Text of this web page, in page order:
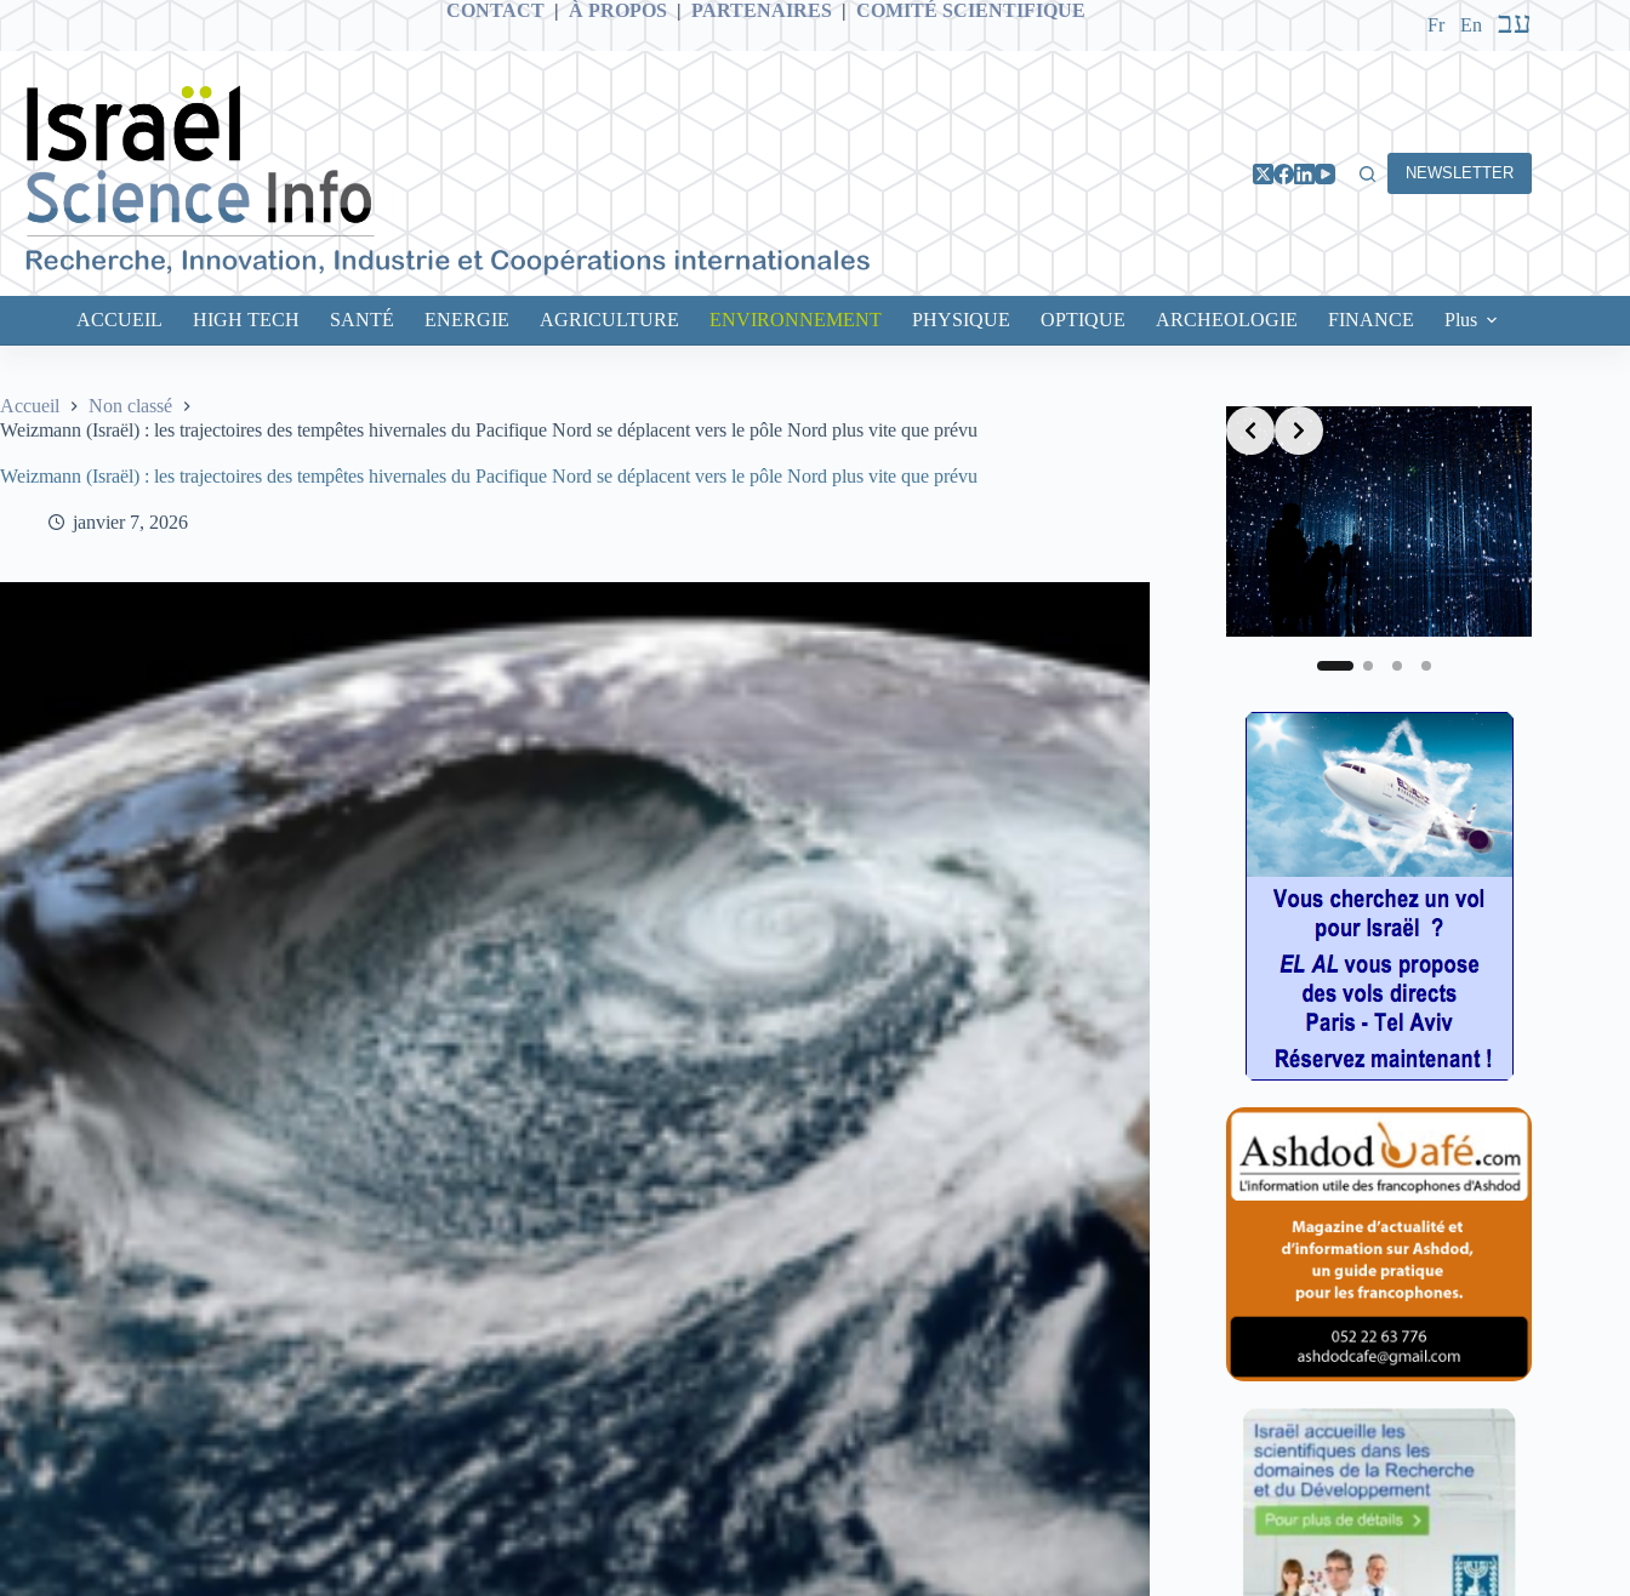
contenu
CONTACT | À PROPOS |PARTENAIRES |COMITÉ SCIENTIFIQUE
Fr En עב
NEWSLETTER
ACCUEIL HIGH TECH SANTÉ ENERGIE AGRICULTURE ENVIRONNEMENT PHYSIQUE OPTIQUE ARCHEOLOGIE FINANCE Plus
Accueil
Non classé
Weizmann (Israël) : les trajectoires des tempêtes hivernales du Pacifique Nord se déplacent vers le pôle Nord plus vite que prévu
Weizmann (Israël) : les trajectoires des tempêtes hivernales du Pacifique Nord se déplacent vers le pôle Nord plus vite que prévu
janvier 7, 2026